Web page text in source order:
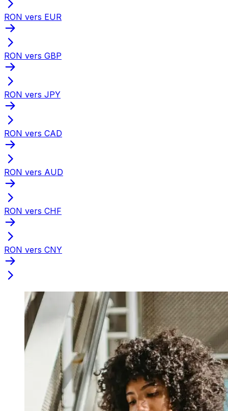
RON vers EUR
RON vers GBP
RON vers JPY
RON vers CAD
RON vers AUD
RON vers CHF
RON vers CNY